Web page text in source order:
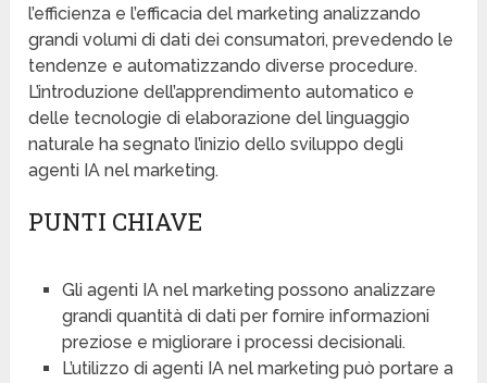
l’efficienza e l’efficacia del marketing analizzando
grandi volumi di dati dei consumatori, prevedendo le
tendenze e automatizzando diverse procedure.
L’introduzione dell’apprendimento automatico e
delle tecnologie di elaborazione del linguaggio
naturale ha segnato l’inizio dello sviluppo degli
agenti IA nel marketing.
PUNTI CHIAVE
Gli agenti IA nel marketing possono analizzare
grandi quantità di dati per fornire informazioni
preziose e migliorare i processi decisionali.
L’utilizzo di agenti IA nel marketing può portare a